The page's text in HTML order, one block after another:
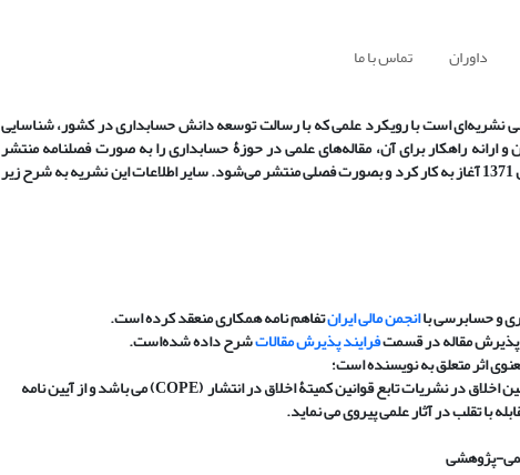
داوران تماس با ما
نشریه‌ای است با رویکرد علمی که با رسالت توسعه دانش حسابداری در کشور، شناسایی
و ارانه راهکار برای آن، مقاله‌های علمی در حوزۀ حسابداری را به صورت فصلنامه منتشر
می‌کند. این نشریه از مهر ماه سال 1371 آغاز به کار کرد و بصورت فصلی منتشر می‌شود. سایر اطلاعات این نشریه به شرح زیر
و حسابرسیباانجمن مالی ایرانتفاهم نامه همکاری منعقد کرده است.
پذیرش مقاله در قسمتفرایندپذیرش مقالاتشرح داده شده‌است.
اثر متعلق به نویسنده است؛
اخلاق در نشریات تابع قوانین کمیتۀ اخلاق در انتشار(
COPE
)می باشد و از آیین نامه
با تقلب در آثار علمی پیروی می نماید.
پژوهشی